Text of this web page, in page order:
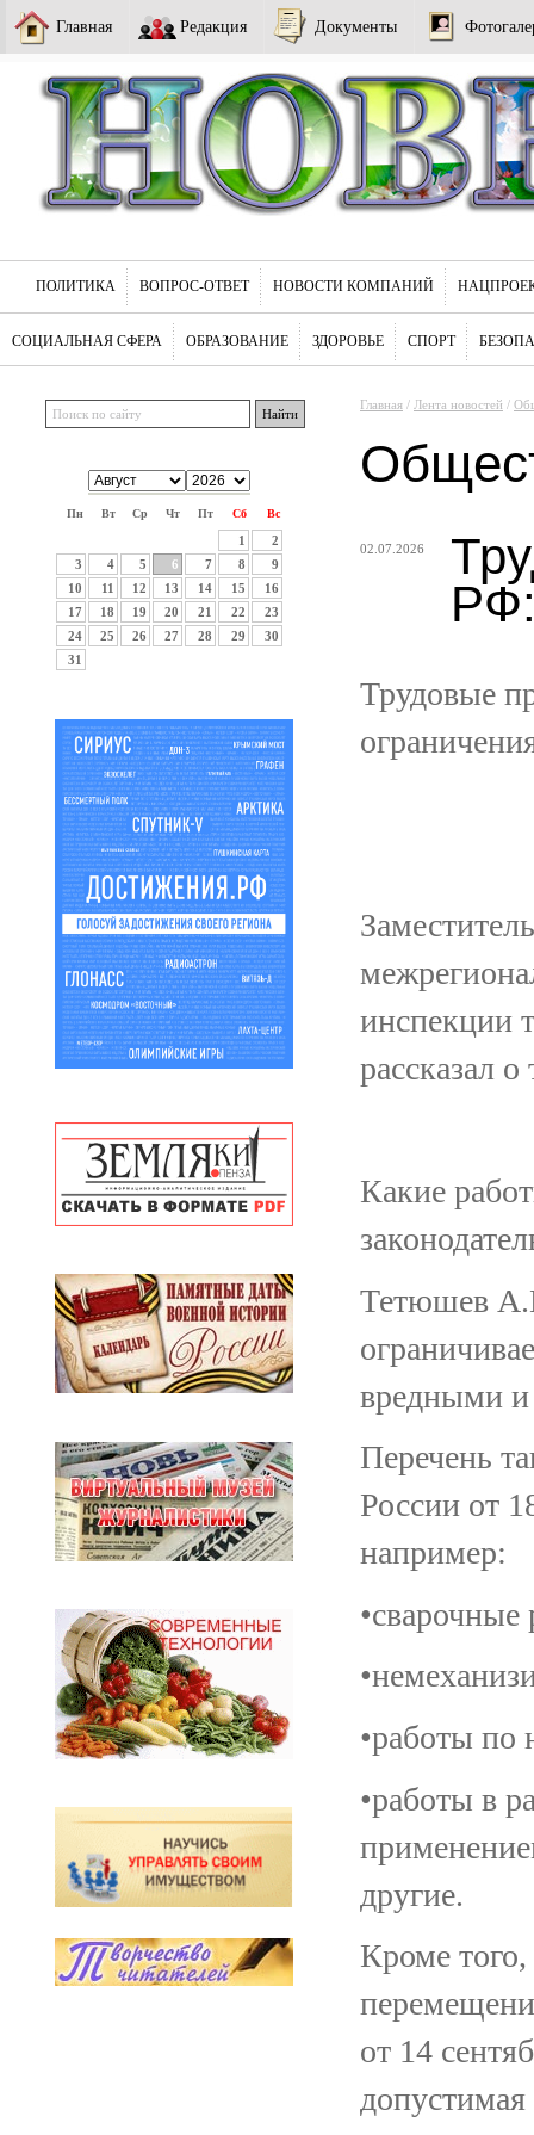
Главная Редакция Документы
ПОЛИТИКА ВОПРОС-ОТВЕТ НОВОСТИ КОМПАНИЙ
СОЦИАЛЬНАЯ СФЕРА ОБРАЗОВАНИЕ ЗДОРОВЬЕ СПОРТ
Пн Вт Ср Чт Пт Сб Вс
1
2
3
4 5 6 7 8
9
10
11 12 13 14 15
16
17
18 19 20 21 22
23
24
25 26 27 28 29
30
31
Главная / Лента новостей /
02.07.2026
РФ:
Трудовые
инспекции
рассказал
Какие
Тетюшев
вредными
Перечень
России от
например:
•работы по
•работы в
другие.
Кроме
от 14
допустимая